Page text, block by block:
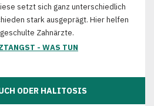
setzt sich ganz unterschiedlich
stark ausgeprägt. Hier helfen
Zahnärzte.
- WAS TUN
ODER HALITOSIS